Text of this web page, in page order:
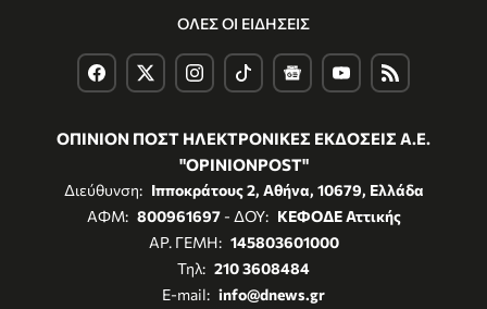
ΟΛΕΣ ΟΙ ΕΙΔΗΣΕΙΣ
ΟΠΙΝΙΟΝ ΠΟΣΤ ΗΛΕΚΤΡΟΝΙΚΕΣ ΕΚΔΟΣΕΙΣ Α.Ε.
"OPINIONPOST"
Διεύθυνση: Ιπποκράτους 2, Αθήνα, 10679, Ελλάδα
ΑΦΜ: 800961697- ΔΟΥ: ΚΕΦΟΔΕ Αττικής
ΑΡ. ΓΕΜΗ: 145803601000
Τηλ: 210 3608484
E-mail: info@dnews.gr